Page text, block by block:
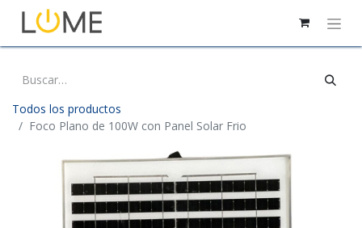
Todos los productos
Foco Plano de 100W con Panel Solar Frio